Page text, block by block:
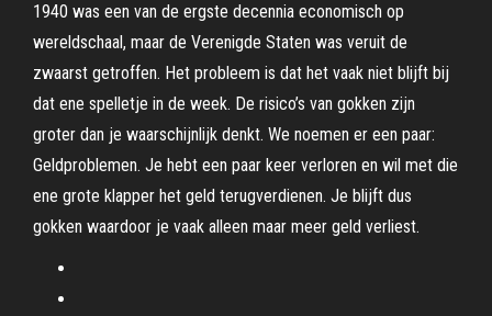
1940 was een van de ergste decennia economisch op
wereldschaal, maar de Verenigde Staten was veruit de
zwaarst getroffen. Het probleem is dat het vaak niet blijft bij
dat ene spelletje in de week. De risico’s van gokken zijn
groter dan je waarschijnlijk denkt. We noemen er een paar:
Geldproblemen. Je hebt een paar keer verloren en wil met die
ene grote klapper het geld terugverdienen. Je blijft dus
gokken waardoor je vaak alleen maar meer geld verliest.